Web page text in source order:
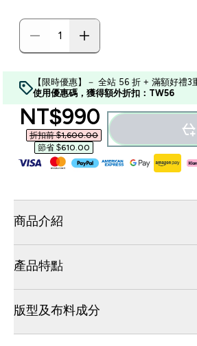
【限時優惠】－ 全站 56 折 + 滿額好禮
使用優惠碼，獲得額外折扣：TW56
discounted price
NT$990‎
折扣前 $1,600.00‎
節省 $610.00‎
商品介紹
產品特點
版型及布料成分